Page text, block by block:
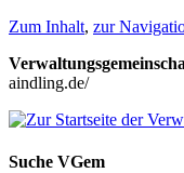
Zum Inhalt, zur
aindling.de/
Suche VGem